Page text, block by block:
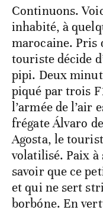
Continuons.
inhabité, à
marocaine. Pris
touriste décide
pipi. Deux
piqué par trois
l’armée de l’air
frégate Álvaro
Agosta, le
volatilisé. Paix à
savoir que ce
et qui ne sert
borbóne. En